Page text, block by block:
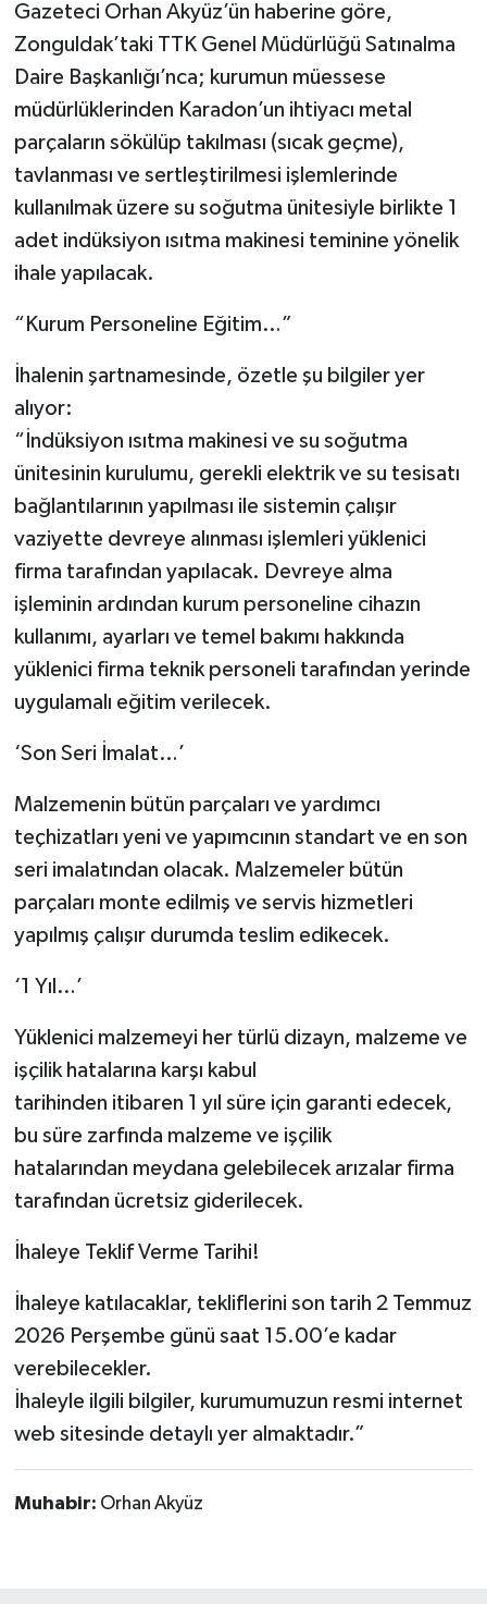
Gazeteci Orhan Akyüz’ün haberine göre,
Zonguldak’taki TTK Genel Müdürlüğü Satınalma
Daire Başkanlığı’nca; kurumun müessese
müdürlüklerinden Karadon’un ihtiyacı metal
parçaların sökülüp takılması (sıcak geçme),
tavlanması ve sertleştirilmesi işlemlerinde
kullanılmak üzere su soğutma ünitesiyle birlikte 1
adet indüksiyon ısıtma makinesi teminine yönelik
ihale yapılacak.
“Kurum Personeline Eğitim…”
İhalenin şartnamesinde, özetle şu bilgiler yer
alıyor:
“İndüksiyon ısıtma makinesi ve su soğutma
ünitesinin kurulumu, gerekli elektrik ve su tesisatı
bağlantılarının yapılması ile sistemin çalışır
vaziyette devreye alınması işlemleri yüklenici
firma tarafından yapılacak. Devreye alma
işleminin ardından kurum personeline cihazın
kullanımı, ayarları ve temel bakımı hakkında
yüklenici firma teknik personeli tarafından yerinde
uygulamalı eğitim verilecek.
‘Son Seri İmalat…’
Malzemenin bütün parçaları ve yardımcı
teçhizatları yeni ve yapımcının standart ve en son
seri imalatından olacak. Malzemeler bütün
parçaları monte edilmiş ve servis hizmetleri
yapılmış çalışır durumda teslim edikecek.
‘1 Yıl…’
Yüklenici malzemeyi her türlü dizayn, malzeme ve
işçilik hatalarına karşı kabul
tarihinden itibaren 1 yıl süre için garanti edecek,
bu süre zarfında malzeme ve işçilik
hatalarından meydana gelebilecek arızalar firma
tarafından ücretsiz giderilecek.
İhaleye Teklif Verme Tarihi!
İhaleye katılacaklar, tekliflerini son tarih 2 Temmuz
2026 Perşembe günü saat 15.00’e kadar
verebilecekler.
İhaleyle ilgili bilgiler, kurumumuzun resmi internet
web sitesinde detaylı yer almaktadır.”
Muhabir: Orhan Akyüz